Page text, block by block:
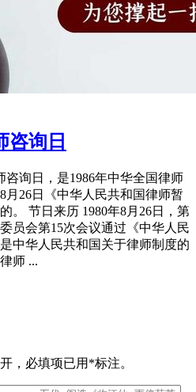
咨询日
咨询日，是1986年中华全国律师
月26日《中华人民共和国律师暂
。 节日来历 1980年8月26日，第
员会第15次会议通过《中华人民
中华人民共和国关于律师制度的
师 ...
， 必填项已用 *标注。